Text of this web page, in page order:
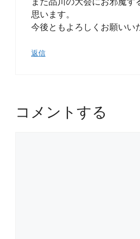
思います。
今後ともよろしくお願いい
返信
コメントする